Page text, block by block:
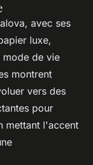
avec ses
luxe,
mode de vie
montrent
vers des
pour
mettant l'accent